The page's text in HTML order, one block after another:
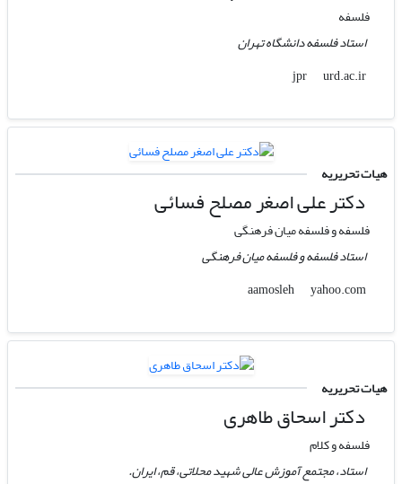
فلسفه
استاد فلسفه دانشگاه تهران
jpr
urd.ac.ir
هیات تحریریه
دکتر علی‌ اصغر مصلح فسائی
فلسفه و فلسفه میان فرهنگی
استاد فلسفه و فلسفه میان فرهنگی
aamosleh
yahoo.com
هیات تحریریه
دکتر اسحاق طاهری
فلسفه و کلام
استاد، مجتمع آموزش عالی شهید محلاتی، قم، ایران.